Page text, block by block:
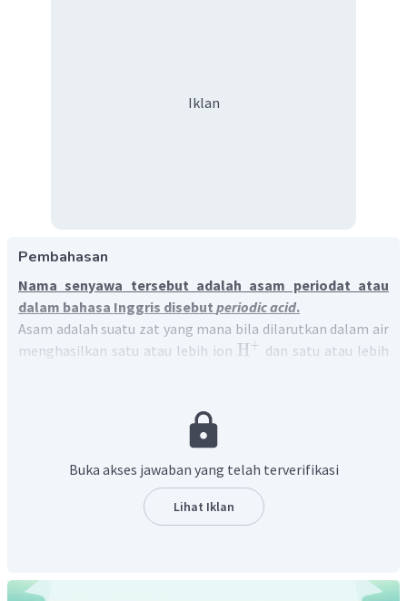
Iklan
Pembahasan
Nama senyawa tersebut adalah asam periodat atau
dalam bahasa Inggris disebut periodicacid.
Asam adalah suatu zat yang mana bila dilarutkan dalam air
menghasilkan satu atau lebih ion H+ dan satu atau lebih
atom oksigen pada anion. Bila asamnya tidak mengandung
oksigen, maka namanya dalam bahasa Indonesia adalah
dengan kata asam. Untuk asam yang mengandung atom
oksigen (asam okso atau asam oksi) penamaannya adalah
dengan mengganti kata ion pada nama ionnya dengan kata
Nama ion
. Sehingga, nama
Buka akses jawaban yang telah terverifikasi
Lihat Iklan